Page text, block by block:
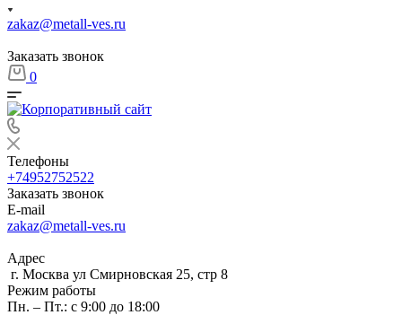
zakaz@metall-ves.ru
Заказать звонок
0
Телефоны
+74952752522
Заказать звонок
E-mail
zakaz@metall-ves.ru
Адрес
г. Москва ул Смирновская 25, стр 8
Режим работы
Пн. – Пт.: с 9:00 до 18:00